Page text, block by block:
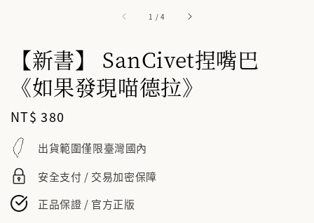
1 /4
【新書】 SanCivet捏嘴巴
《如果發現喵德拉》
Regular
price
NT$ 380
出貨範圍僅限臺灣國內
安全支付 / 交易加密保障
正品保證 / 官方正版